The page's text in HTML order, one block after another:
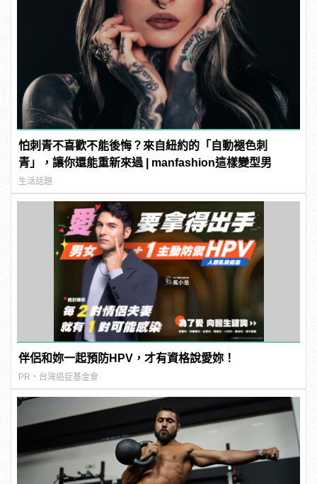
怕刺青不喜歡不能後悔？來自紐約的「自動褪色刺
青」，讓你還能重新來過 | manfashion這樣變型男
生活話題
伴侶和妳一起預防HPV，才有資格說愛妳！
PR・台灣癌症基金會